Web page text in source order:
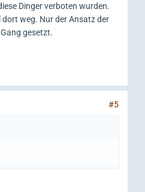
Dinger verboten wurden.
dort weg. Nur der Ansatz der
gesetzt.
#5